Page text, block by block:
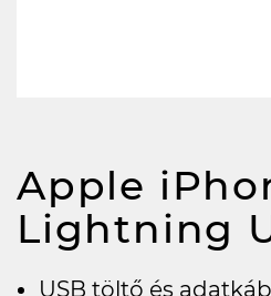
Apple
Lightning
USB töltő és